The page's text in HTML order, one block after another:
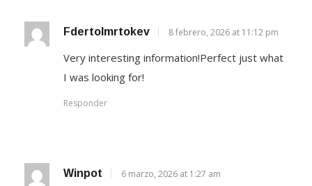
Fdertolmrtokev 8 febrero, 2026 at 11:12 pm
Very interesting information!Perfect just what
I was looking for!
Responder
Winpot 6 marzo, 2026 at 1:27 am